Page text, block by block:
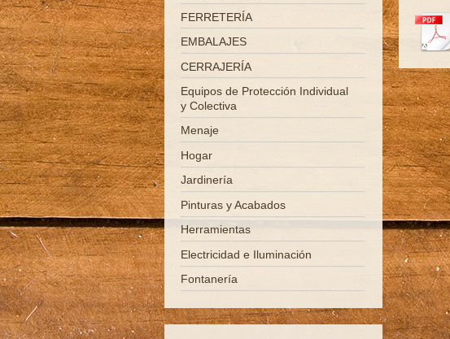
FERRETERÍA
EMBALAJES
CERRAJERÍA
Equipos de Protección Individual
y Colectiva
Menaje
Hogar
Jardinería
Pinturas y Acabados
Herramientas
Electricidad e Iluminación
Fontanería